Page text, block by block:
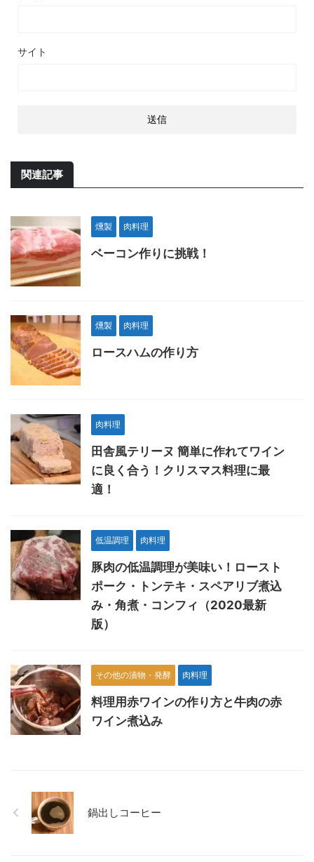
サイト
関連記事
燻製 肉料理
ベーコン作りに挑戦！
燻製 肉料理
ロースハムの作り方
肉料理
田舎風テリーヌ 簡単に作れてワイン
に良く合う！クリスマス料理に最
適！
低温調理 肉料理
豚肉の低温調理が美味い！ロースト
ポーク・トンテキ・スペアリブ煮込
み・角煮・コンフィ（2020最新
版）
その他の漬物・発酵 肉料理
料理用赤ワインの作り方と牛肉の赤
ワイン煮込み
鍋出しコーヒー